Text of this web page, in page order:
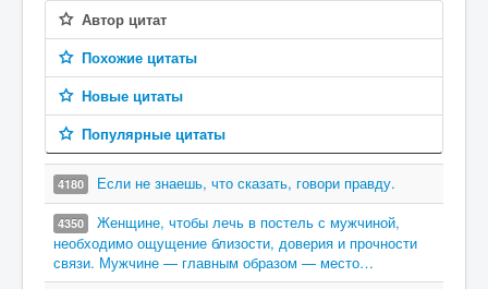
Автор цитат
Похожие цитаты
Новые цитаты
Популярные цитаты
4180 Если не знаешь, что сказать, говори правду.
4350
Женщине, чтобы лечь в постель с мужчиной,
необходимо ощущение близости, доверия и прочности
связи. Мужчине — главным образом — место…